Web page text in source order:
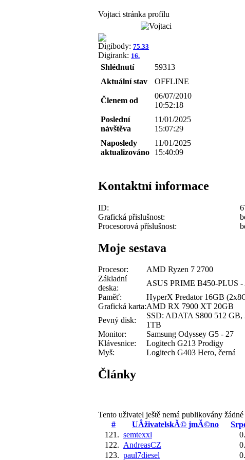
Vojtaci stránka profilu
Digibody: 75.33
Digirank: 16.
Shlédnutí
59313
Aktuální stav
OFFLINE
Členem od
06/07/2010
10:52:18
Poslední
návštěva
11/01/2025
15:07:29
Naposledy
aktualizováno
11/01/2025
15:40:09
Kontaktní informace
ID:
Grafická přislušnost:
Procesorová příslušnost:
Moje sestava
Procesor:
AMD Ryzen 7 2700
Základní
deska:
ASUS PRIME B450-PLUS
Paměť:
HyperX Predator 16GB
Grafická karta:AMD RX 7900 XT 20GB
Pevný disk:
SSD: ADATA S800 512 GB,
1TB
Monitor:
Samsung Odyssey G5 - 27
Klávesnice:
Logitech G213 Prodigy
Myš:
Logitech G403 Hero, černá
Články
Tento uživatel ještě nemá publikovány
#
UÂživatelskĂ© jmĂ©no
121. semtexxl
122. AndreasCZ
123. paul7diesel